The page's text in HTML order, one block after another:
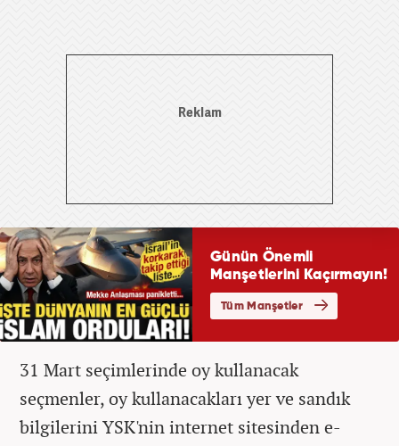
31 Mart seçimlerinde oy kullanacak
seçmenler, oy kullanacakları yer ve sandık
bilgilerini YSK'nin internet sitesinden e-